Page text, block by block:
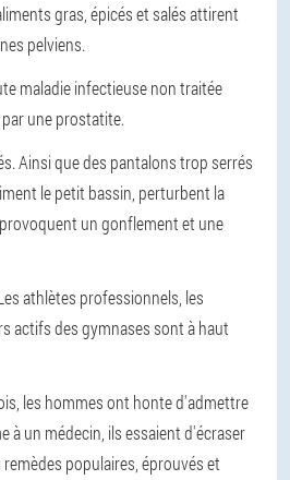
gras, épicés et salés attirent
pelviens.
maladie infectieuse non traitée
une prostatite.
Ainsi que des pantalons trop serrés
le petit bassin, perturbent la
un gonflement et une
athlètes professionnels, les
actifs des gymnases sont à haut
les hommes ont honte d'admettre
à un médecin, ils essaient d'écraser
remèdes populaires, éprouvés et